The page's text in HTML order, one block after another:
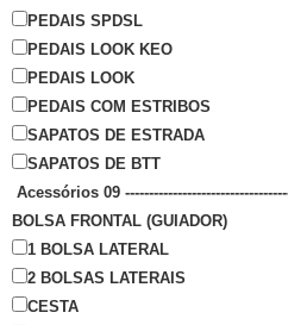
PEDAIS SPDSL
PEDAIS LOOK KEO
PEDAIS LOOK
PEDAIS COM ESTRIBOS
SAPATOS DE ESTRADA
SAPATOS DE BTT
Acessórios 09
BOLSA FRONTAL (GUIADOR)
1 BOLSA LATERAL
2 BOLSAS LATERAIS
CESTA